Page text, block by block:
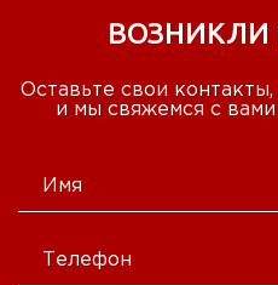
ВОЗНИКЛИ
Оставьте свои
и мы свяжемся с